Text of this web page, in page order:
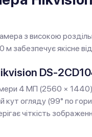
з високою
м забезпечує якісне
DS-
4 МП (2560 ×
огляду (99° по
чіткість